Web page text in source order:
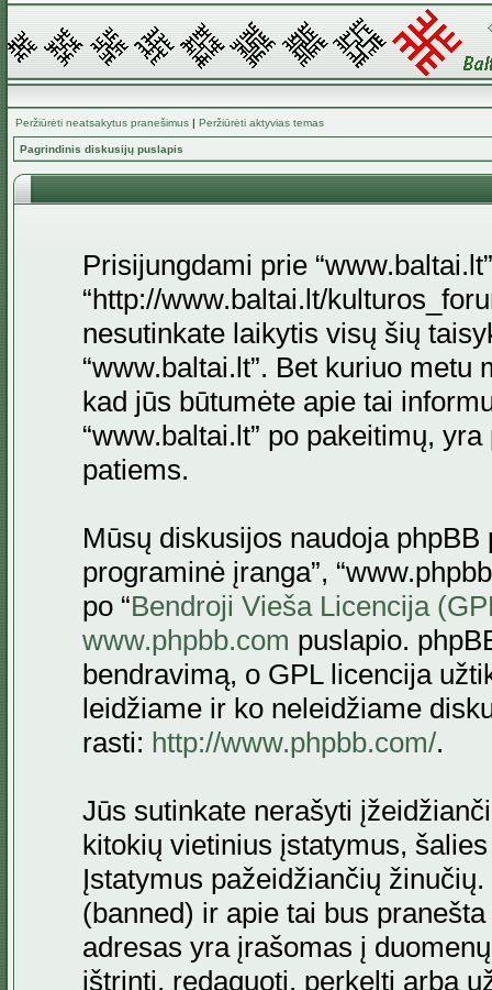
Peržiūrėti neatsakytus pranešimus | Peržiūrėti aktyvias temas
Pagrindinis diskusijų puslapis
Prisijungdami prie
“http://www.baltai.lt/
nesutinkate laikytis visų šių
“www.baltai.lt”. Bet kuriuo
kad jūs būtumėte apie tai
“www.baltai.lt” po pakeitimų,
patiems.
Mūsų diskusijos naudoja phpBB
programinė įranga”,
po “Bendroji Vieša Licencija
www.phpbb.com puslapio.
bendravimą, o GPL licencija
leidžiame ir ko neleidžiame
rasti: http://www.phpbb.com/.
Jūs sutinkate nerašyti
kitokių vietinius įstatymus,
Įstatymus pažeidžiančių
(banned) ir apie tai bus
adresas yra įrašomas į
ištrinti, redaguoti, perkelti arba